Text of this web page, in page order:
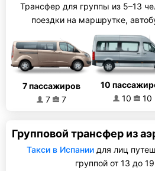
Трансфер для группы из 5–13
поездки на маршрутке,
7 пассажиров
7
7
10
10
10
Групповой трансфер из
Такси в Испаниидля лиц
группой от 13 до